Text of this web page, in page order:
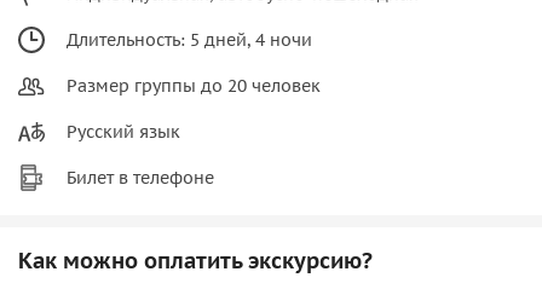
Длительность: 5 дней, 4 ночи
Размер группы до 20 человек
Русский язык
Билет в телефоне
Как можно оплатить экскурсию?